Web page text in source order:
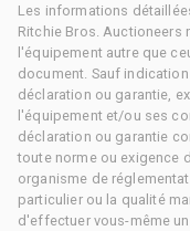
Les informations
Ritchie Bros.
l'équipement autre que
document. Sauf
déclaration ou garantie,
l'équipement et/ou ses
déclaration ou garantie
toute norme ou exigence
organisme de
particulier ou la qualité
d'effectuer vous-même